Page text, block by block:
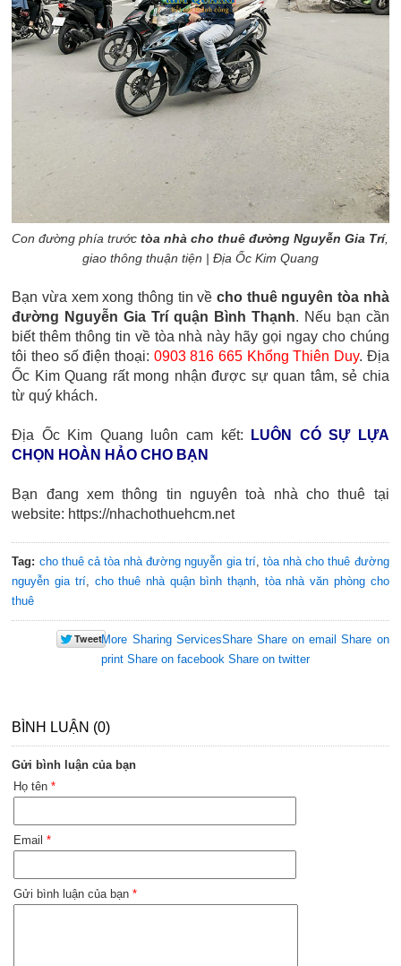
Con đường phía trướctòa nhà cho thuê đường Nguyễn Gia Trí,
giao thông thuận tiện | Địa Ốc Kim Quang
Bạn vừa xem xong thông tin về cho thuê nguyên tòa nhà
đường Nguyễn Gia Trí quận Bình Thạnh. Nếu bạn cần
biết thêm thông tin về tòa nhà này hãy gọi ngay cho chúng
tôi theo số điện thoại: 0903 816 665 Khổng Thiên Duy. Địa
Ốc Kim Quang rất mong nhận được sự quan tâm, sẻ chia
từ quý khách.
Địa Ốc Kim Quang luôn cam kết:
LUÔN CÓ SỰ LỰA
CHỌN HOÀN HẢO CHO BẠN
Bạn đang xem thông tin nguyên toà nhà cho thuê tại
website: https://nhachothuehcm.net
Tag: cho thuê cả tòa nhà đường nguyễn gia trí, tòa nhà cho thuê đường
nguyễn gia trí, cho thuê nhà quận bình thạnh, tòa nhà văn phòng cho
thuê
More Sharing ServicesShare Share on email
Share on
print Share on facebook Share on twitter
BÌNH LUẬN (0)
Gửi bình luận của bạn
Họ tên*
Email*
Gửi bình luận của bạn*